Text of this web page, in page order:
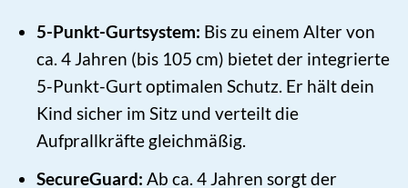
5-Punkt-Gurtsystem: Bis zu einem Alter von
ca. 4 Jahren (bis 105 cm) bietet der integrierte
5-Punkt-Gurt optimalen Schutz. Er hält dein
Kind sicher im Sitz und verteilt die
Aufprallkräfte gleichmäßig.
SecureGuard: Ab ca. 4 Jahren sorgt der